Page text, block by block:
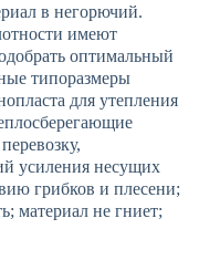
в негорючий.
имеют
оптимальный
типоразмеры
для утепления
усиления несущих
грибков и плесени;
материал не гниет;